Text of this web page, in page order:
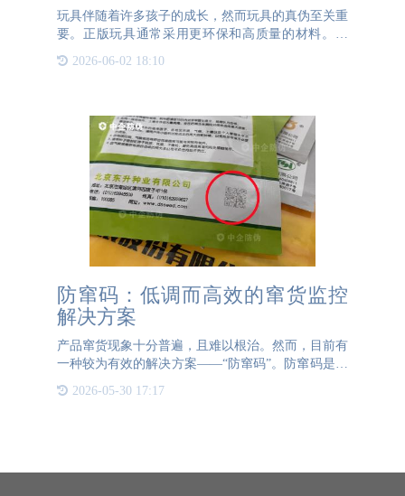
玩具伴随着许多孩子的成长，然而玩具的真伪至关重
要。正版玩具通常采用更环保和高质量的材料。因
此，玩具制造商若想在行业内站稳脚跟，就需要向消
费者宣传其玩具所使用的优质材料，并提供可追溯的
2026-06-02 18:10
防窜码：低调而高效的窜货监控
解决方案
产品窜货现象十分普遍，且难以根治。然而，目前有
一种较为有效的解决方案——“防窜码”。防窜码是一
种可变二维码，能够记录每次扫码的时间和地点等信
2026-05-30 17:17